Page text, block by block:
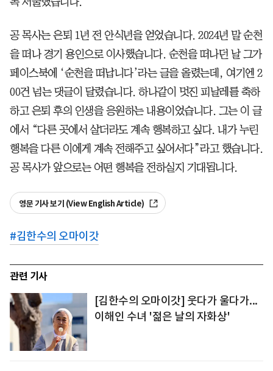
공 목사는 은퇴 1년 전 안식년을 얻었습니다. 2024년 말 순천
을 떠나 경기 용인으로 이사했습니다. 순천을 떠나던 날 그가
페이스북에 ‘순천을 떠납니다’라는 글을 올렸는데, 여기엔 2
00건 넘는 댓글이 달렸습니다. 하나같이 멋진 피날레를 축하
하고 은퇴 후의 인생을 응원하는 내용이었습니다. 그는 이 글
에서 “다른 곳에서 살더라도 계속 행복하고 싶다. 내가 누린
행복을 다른 이에게 계속 전해주고 싶어서다”라고 했습니다.
공 목사가 앞으로는 어떤 행복을 전하실지 기대됩니다.
영문 기사 보기 (View English Article)
#김한수의 오마이갓
관련 기사
[김한수의 오마이갓] 웃다가 울다가...
이해인 수녀 '젊은 날의 자화상'